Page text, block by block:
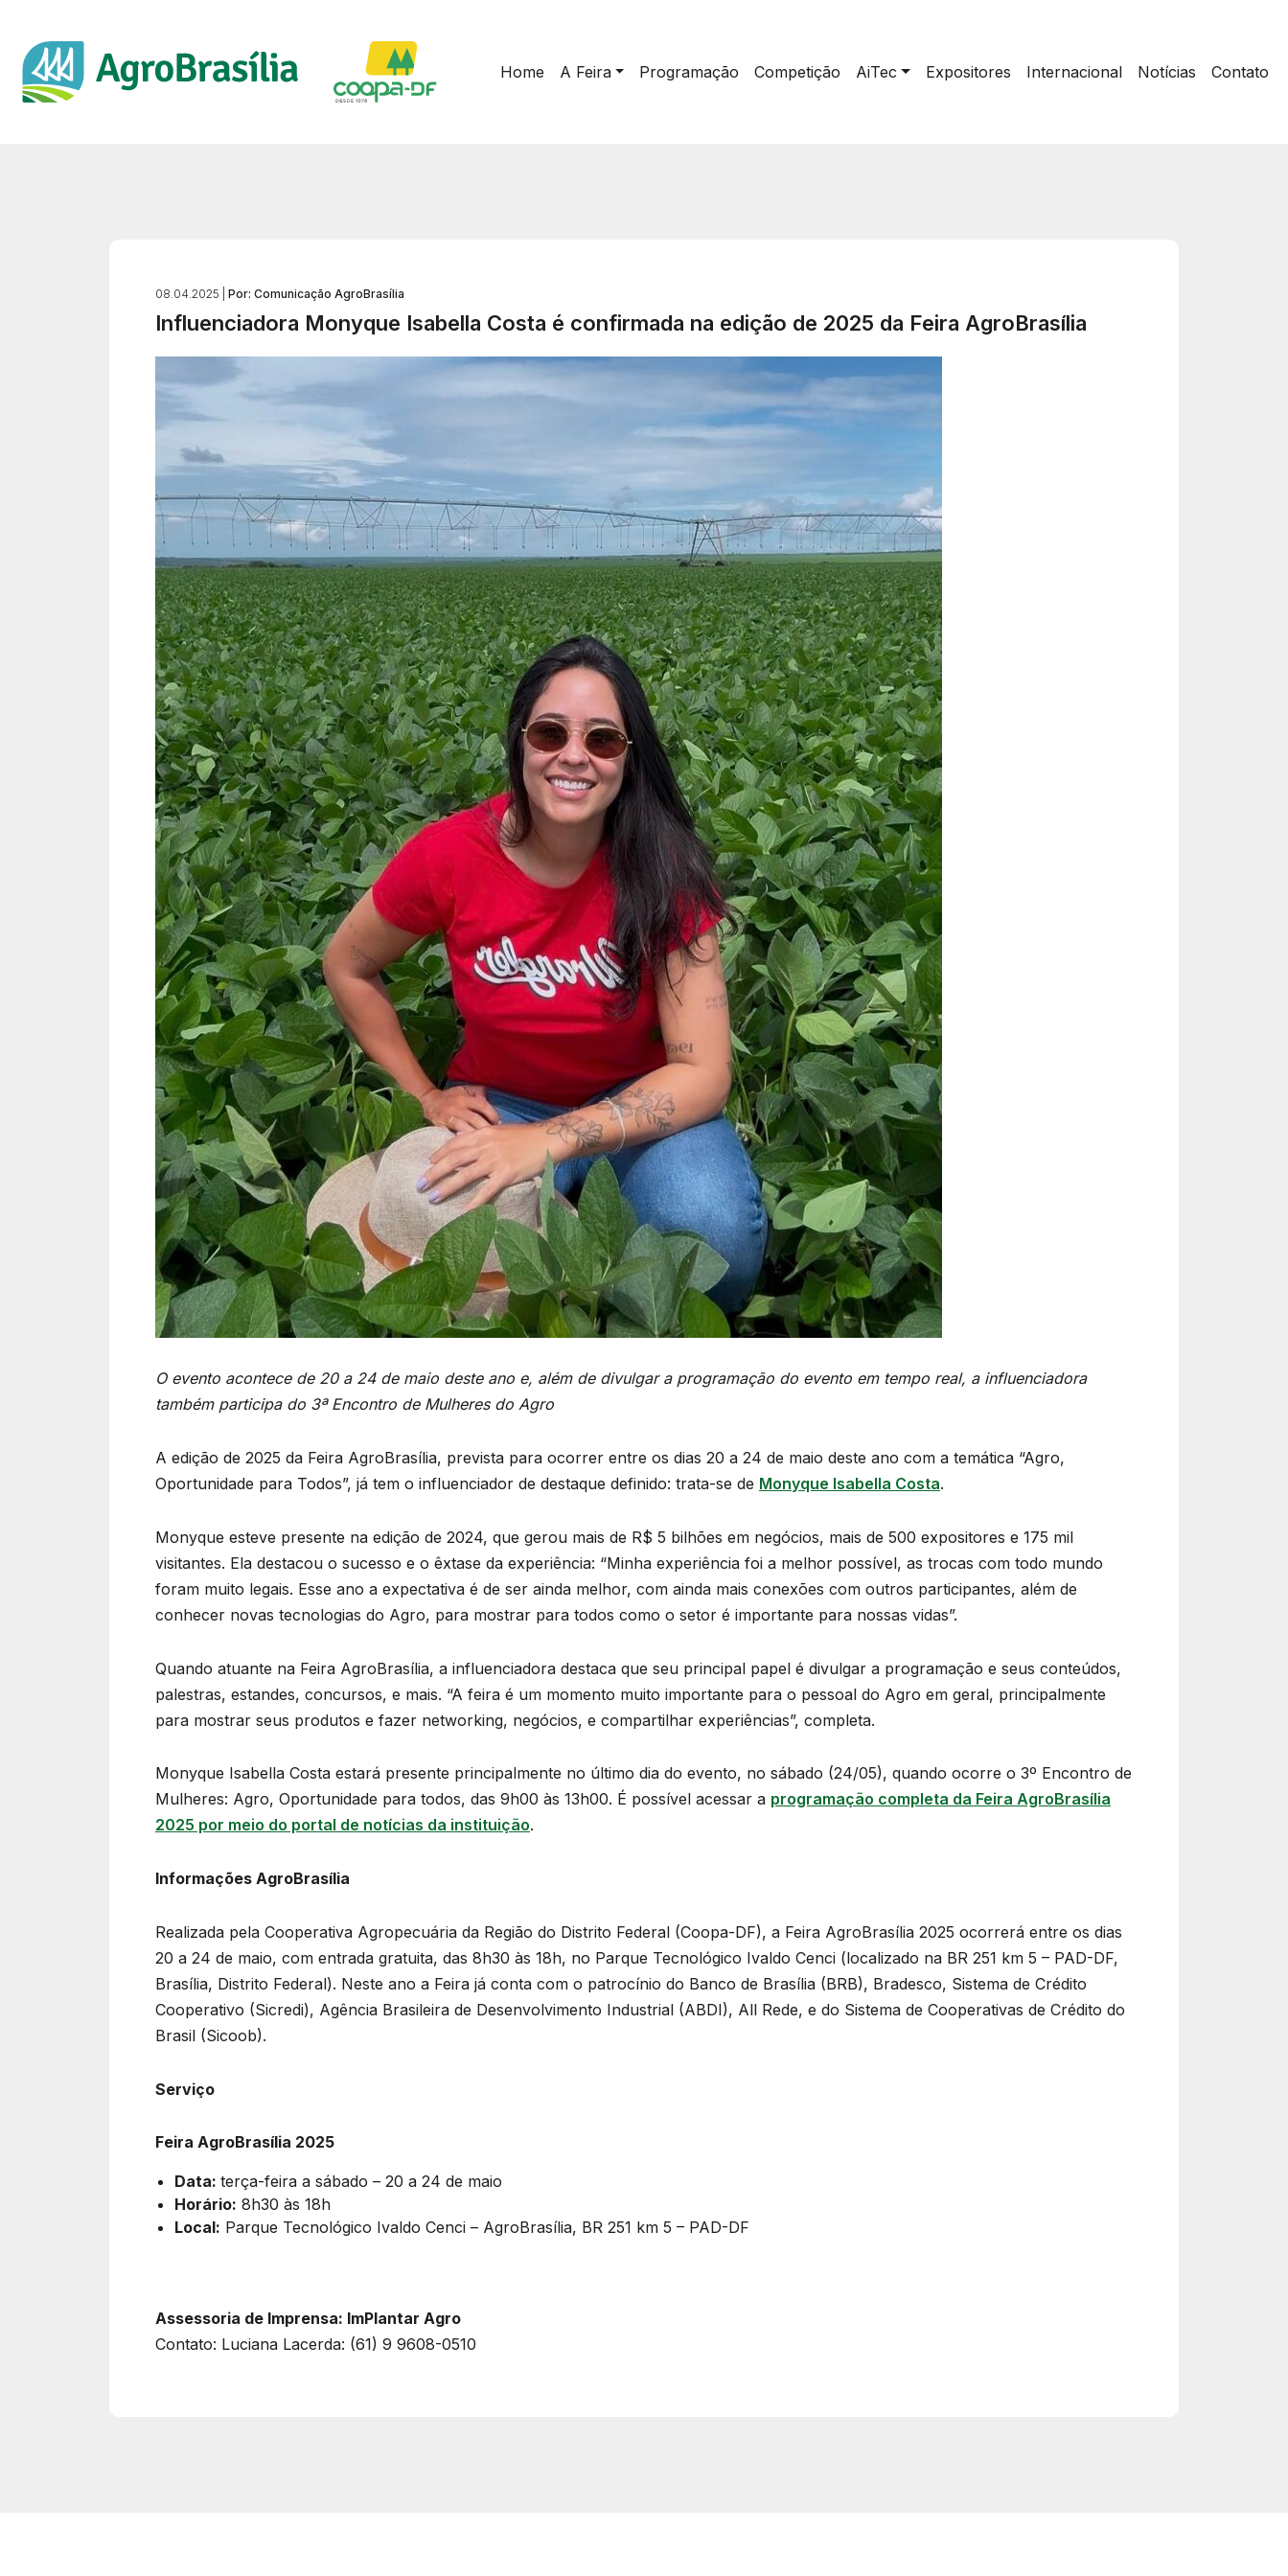
Home A Feira Programação Competição AiTec Expositores Internacional Notícias Contato
08.04.2025 | Por: Comunicação AgroBrasília
Influenciadora Monyque Isabella Costa é confirmada na edição de 2025 da Feira AgroBrasília
O evento acontece de 20 a 24 de maio deste ano e, além de divulgar a programação do evento em tempo real, a influenciadora
também participa do 3ª Encontro de Mulheres do Agro
A edição de 2025 da Feira AgroBrasília, prevista para ocorrer entre os dias 20 a 24 de maio deste ano com a temática “Agro,
Oportunidade para Todos”, já tem o influenciador de destaque definido: trata-se de Monyque Isabella Costa.
Monyque esteve presente na edição de 2024, que gerou mais de R$ 5 bilhões em negócios, mais de 500 expositores e 175 mil
visitantes. Ela destacou o sucesso e o êxtase da experiência: “Minha experiência foi a melhor possível, as trocas com todo mundo
foram muito legais. Esse ano a expectativa é de ser ainda melhor, com ainda mais conexões com outros participantes, além de
conhecer novas tecnologias do Agro, para mostrar para todos como o setor é importante para nossas vidas”.
Quando atuante na Feira AgroBrasília, a influenciadora destaca que seu principal papel é divulgar a programação e seus conteúdos,
palestras, estandes, concursos, e mais. “A feira é um momento muito importante para o pessoal do Agro em geral, principalmente
para mostrar seus produtos e fazer networking, negócios, e compartilhar experiências”, completa.
Monyque Isabella Costa estará presente principalmente no último dia do evento, no sábado (24/05), quando ocorre o 3º Encontro de
Mulheres: Agro, Oportunidade para todos, das 9h00 às 13h00. É possível acessar a programação completa da Feira AgroBrasília
2025 por meio do portal de notícias da instituição.
Informações AgroBrasília
Realizada pela Cooperativa Agropecuária da Região do Distrito Federal (Coopa-DF), a Feira AgroBrasília 2025 ocorrerá entre os dias
20 a 24 de maio, com entrada gratuita, das 8h30 às 18h, no Parque Tecnológico Ivaldo Cenci (localizado na BR 251 km 5 – PAD-DF,
Brasília, Distrito Federal). Neste ano a Feira já conta com o patrocínio do Banco de Brasília (BRB), Bradesco, Sistema de Crédito
Cooperativo (Sicredi), Agência Brasileira de Desenvolvimento Industrial (ABDI), All Rede, e do Sistema de Cooperativas de Crédito do
Brasil (Sicoob).
Serviço
Feira AgroBrasília 2025
Data: terça-feira a sábado – 20 a 24 de maio
Horário: 8h30 às 18h
Local: Parque Tecnológico Ivaldo Cenci – AgroBrasília, BR 251 km 5 – PAD-DF
Assessoria de Imprensa: ImPlantar Agro
Contato: Luciana Lacerda: (61) 9 9608-0510